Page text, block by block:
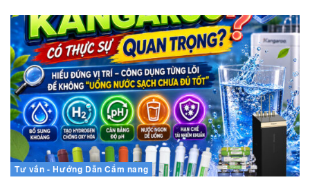
Tư vấn - Hướng Dẫn Cẩm nang